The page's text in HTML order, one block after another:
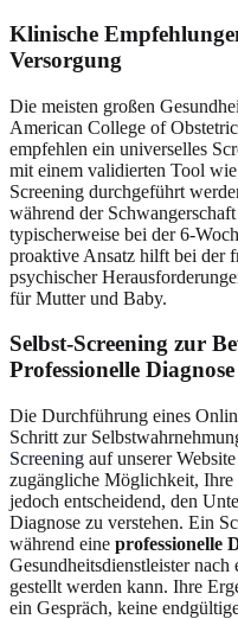
Klinische
Versorgung
Die meisten großen
American College of
empfehlen ein universelles
mit einem validierten Tool
Screening durchgeführt
während der
typischerweise bei der 6-
proaktive Ansatz hilft bei der
psychischer
für Mutter und Baby.
Selbst-Screening zur
Professionelle Diagnose
Die Durchführung eines
Schritt zur
Screening auf unserer
zugängliche Möglichkeit,
jedoch entscheidend, den
Diagnose zu verstehen. Ein
während eine professionelle
Gesundheitsdienstleister
gestellt werden kann. Ihre
ein Gespräch, keine